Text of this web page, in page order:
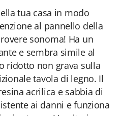
tua casa in modo
al pannello della
sonoma! Ha un
e sembra simile al
ridotto non grava sulla
tavola di legno. Il
acrilica e sabbia di
ai danni e funziona